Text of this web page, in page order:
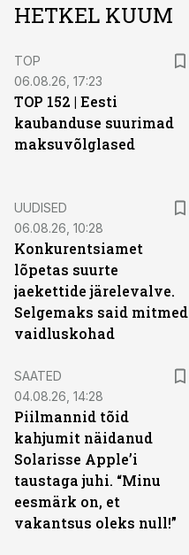
HETKEL KUUM
TOP
06.08.26, 17:23
TOP 152 | Eesti
kaubanduse suurimad
maksuvõlglased
UUDISED
06.08.26, 10:28
Konkurentsiamet
lõpetas suurte
jaekettide järelevalve.
Selgemaks said mitmed
vaidluskohad
SAATED
04.08.26, 14:28
Piilmannid tõid
kahjumit näidanud
Solarisse Apple’i
taustaga juhi. “Minu
eesmärk on, et
vakantsus oleks null!”